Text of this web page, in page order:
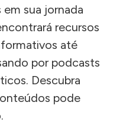
sua jornada
recursos
até
por podcasts
Descubra
pode